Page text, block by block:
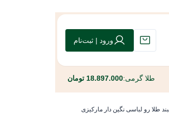
ورود | ثبت‌نام
طلا گرمی:18.897.000 تومان
طلا رو لباسی نگین دار مارکیزی